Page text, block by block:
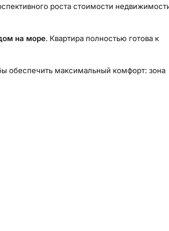
роста стоимости
на море. Квартира полностью готова к
обеспечить максимальный комфорт: зона